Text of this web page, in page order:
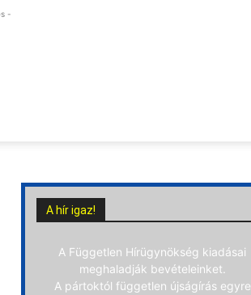
-
A hír igaz!
A Független Hírügynökség kiadásai
meghaladják bevételeinket.
A pártoktól független újságírás egyre